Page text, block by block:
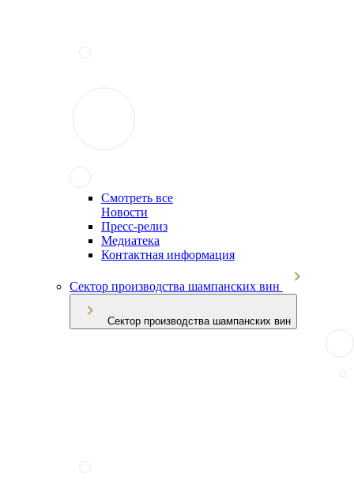
Смотреть все
Новости
Пресс-релиз
Медиатека
Контактная информация
Сектор производства шампанских вин
Сектор производства шампанских вин